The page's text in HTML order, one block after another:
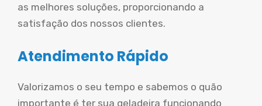
as melhores soluções, proporcionando a
satisfação dos nossos clientes.
Atendimento Rápido
Valorizamos o seu tempo e sabemos o quão
importante é ter sua geladeira funcionando